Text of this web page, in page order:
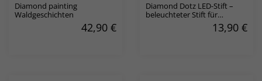
Diamond painting
Waldgeschichten
42,90 €
Diamond Dotz LED-Stift –
beleuchteter Stift für
13,90 €